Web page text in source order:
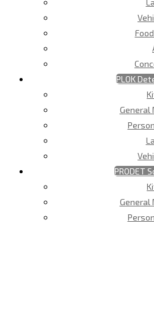
PLOK
General
PRODET
General